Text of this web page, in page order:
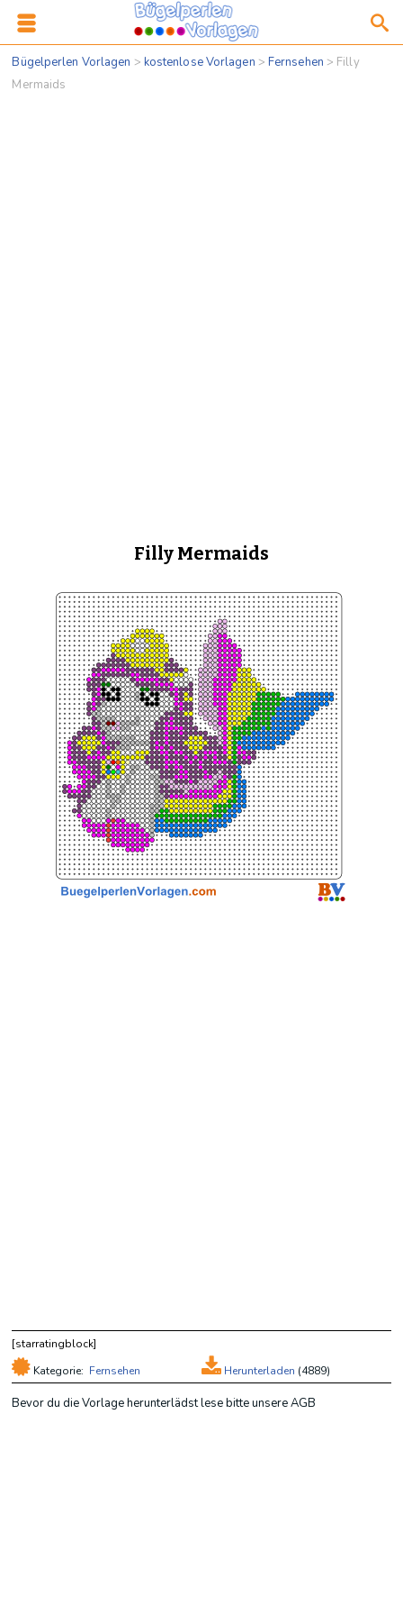
Bügelperlen Vorlagen > kostenlose Vorlagen > Fernsehen > Filly
Mermaids
Filly Mermaids
[starratingblock]
Herunterladen (4889)
Kategorie: Fernsehen
Bevor du die Vorlage herunterlädst lese bitte unsere AGB